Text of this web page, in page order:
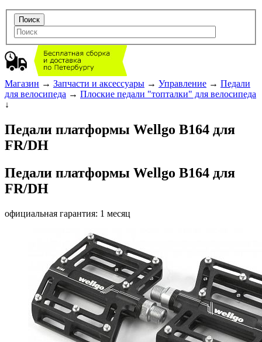
Магазин → Запчасти и аксессуары → Управление → Педали
для велосипеда → Плоские педали "топталки" для велосипеда
↓
Педали платформы Wellgo B164 для
FR/DH
Педали платформы Wellgo B164 для
FR/DH
официальная гарантия: 1 месяц